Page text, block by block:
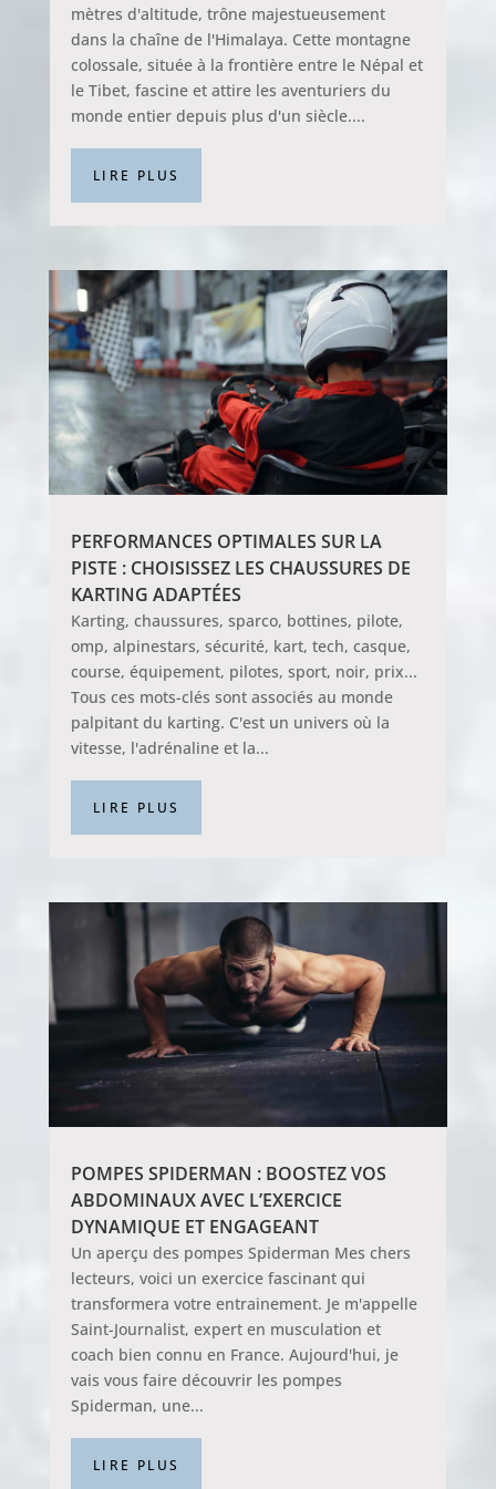
mètres d'altitude, trône majestueusement
dans la chaîne de l'Himalaya. Cette montagne
colossale, située à la frontière entre le Népal et
le Tibet, fascine et attire les aventuriers du
monde entier depuis plus d'un siècle....
LIRE PLUS
PERFORMANCES OPTIMALES SUR LA
PISTE : CHOISISSEZ LES CHAUSSURES DE
KARTING ADAPTÉES
Karting, chaussures, sparco, bottines, pilote,
omp, alpinestars, sécurité, kart, tech, casque,
course, équipement, pilotes, sport, noir, prix...
Tous ces mots-clés sont associés au monde
palpitant du karting. C'est un univers où la
vitesse, l'adrénaline et la...
LIRE PLUS
POMPES SPIDERMAN : BOOSTEZ VOS
ABDOMINAUX AVEC L’EXERCICE
DYNAMIQUE ET ENGAGEANT
Un aperçu des pompes Spiderman Mes chers
lecteurs, voici un exercice fascinant qui
transformera votre entrainement. Je m'appelle
Saint-Journalist, expert en musculation et
coach bien connu en France. Aujourd'hui, je
vais vous faire découvrir les pompes
Spiderman, une...
LIRE PLUS